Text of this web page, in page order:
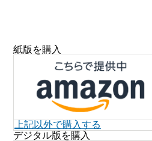
紙版を購入
上記以外で購入する
デジタル版を購入